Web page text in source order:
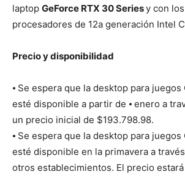
laptop GeForce RTX 30 Seriesy con
procesadores de 12a generación Intel
Precio y disponibilidad
⦁ Se espera que la desktop para juegos
esté disponible a partir de ⦁ enero a
un precio inicial de $193.798.98.
⦁ Se espera que la desktop para juegos
esté disponible en la primavera a
otros establecimientos. El precio